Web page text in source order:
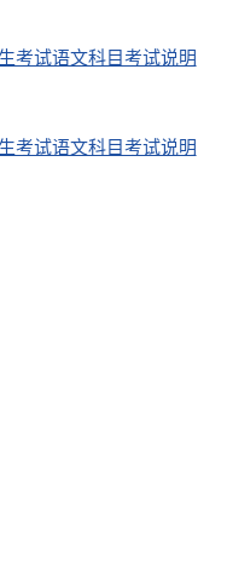
考试语文科目考试说明
考试语文科目考试说明